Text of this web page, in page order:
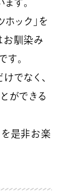
す。
ック」を
お馴染み
。
でなく、
ができる
是非お楽